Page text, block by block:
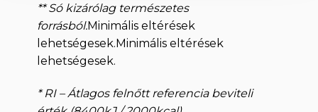
** Só kizárólag természetes
forrásból.Minimális eltérések
lehetségesek.Minimális eltérések
lehetségesek.
* RI – Átlagos felnőtt referencia beviteli